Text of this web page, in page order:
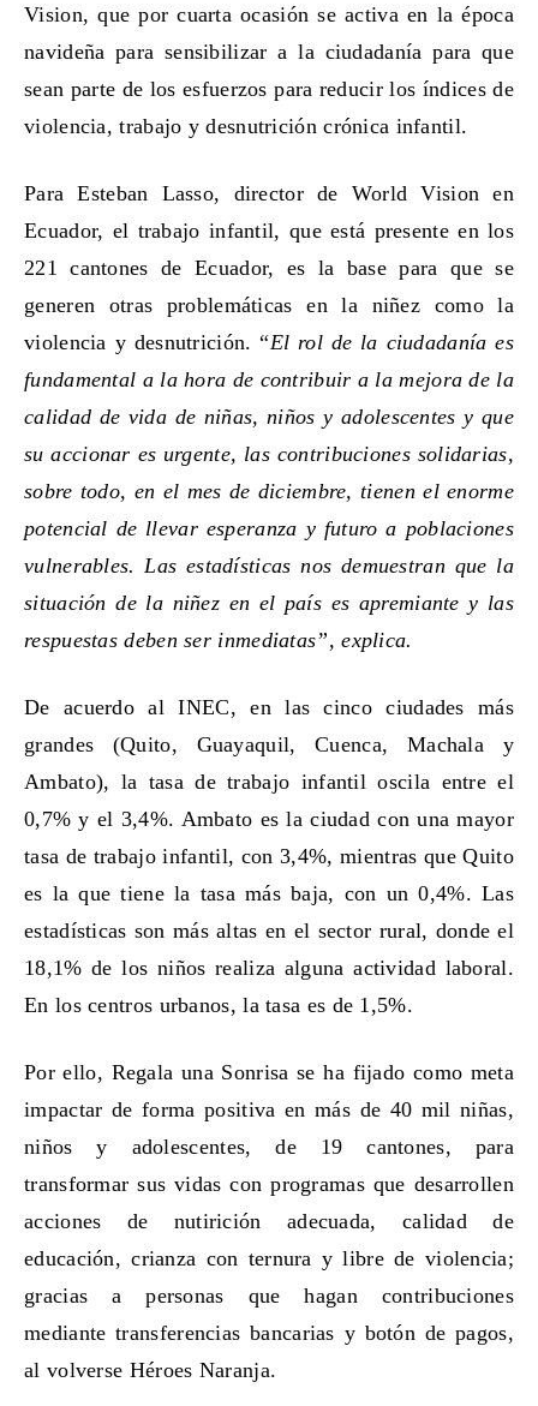
Vision, que por cuarta ocasión se activa en la época
navideñapara sensibilizar a la ciudadanía para que
sean parte de los esfuerzos para reducirlos índices de
violencia, trabajo y desnutrición crónica infantil.
ParaEsteban Lasso, director de World Vision en
Ecuador, el trabajo infantil, que está presente en los
221 cantones de Ecuador, es la base para que se
generen otras problemáticas en la niñez como la
violencia y desnutrición. “El rol de la ciudadanía es
fundamental a la hora de contribuir a la mejora de la
calidad de vida de niñas, niños y adolescentes y que
su accionar es urgente, las contribuciones solidarias,
sobre todo, en el mes de diciembre, tienen el enorme
potencial de llevar esperanza y futuro a poblaciones
vulnerables. Las estadísticas nos demuestran que la
situación de la niñez en el país es apremiante y las
respuestas deben ser inmediatas”, explica.
De acuerdo al INEC,
en las cinco ciudades más
grandes (Quito, Guayaquil, Cuenca, Machala y
Ambato), la tasa de trabajo infantil oscila entre el
0,7% y el 3,4%. Ambato es la ciudad con una mayor
tasa de trabajo infantil, con 3,4%, mientras que Quito
es la que tiene la tasa más baja, con un 0,4%. Las
estadísticas son más altas en el sector rural, donde el
18,1% de los niños realiza alguna actividad laboral.
En los centros urbanos, la tasa es de 1,5%.
Por ello, Regala una Sonrisa se ha fijado como meta
impactar de forma positiva en más de 40 mil niñas,
niños y adolescentes, de 19 cantones, para
transformar sus vidas con programas que desarrollen
acciones de nutirición adecuada, calidad de
educación, crianza con ternura y libre de violencia;
gracias a personas que hagan contribuciones
mediante transferencias bancarias y botón de pagos,
al volverse Héroes Naranja.